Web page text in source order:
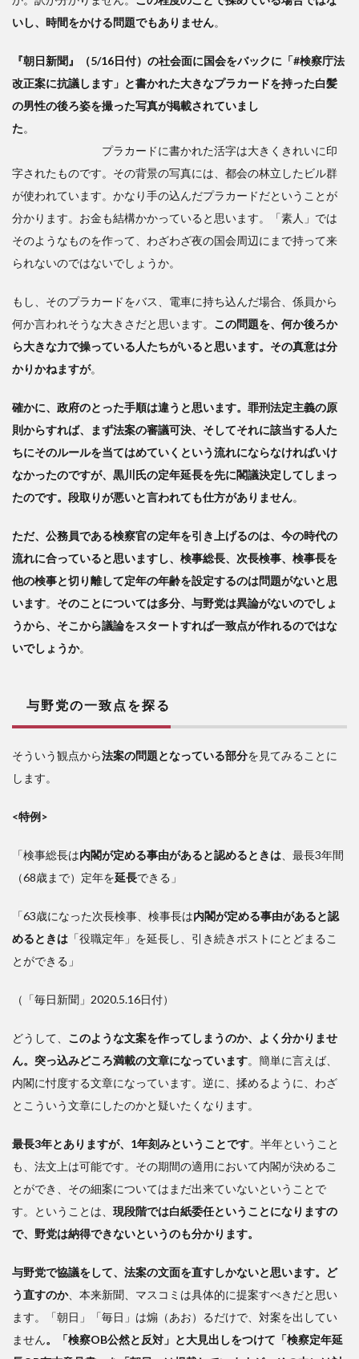
根
底に
つの
観の
対立
いし、時間をかける問題でもありません。
『朝日新聞』（5/16日付）の社会面に国会をバックに「#検察庁法
改正案に抗議します」と書かれた大きなプラカードを持った白髪
の男性の後ろ姿を撮った写真が掲載されていまし
た。
プラカードに書かれた活字は大きくきれいに印
字されたものです。その背景の写真には、都会の林立したビル群
が使われています。かなり手の込んだプラカードだということが
分かります。お金も結構かかっていると思います。「素人」では
そのようなものを作って、わざわざ夜の国会周辺にまで持って来
られないのではないでしょうか。
もし、そのプラカードをバス、電車に持ち込んだ場合、係員から
何か言われそうな大きさだと思います。 この問題を、何か後ろか
ら大きな力で操っている人たちがいると思います。その真意は分
かりかねますが。
確かに、政府のとった手順は違うと思います。罪刑法定主義の原
則からすれば、まず法案の審議可決、そしてそれに該当する人た
ちにそのルールを当てはめていくという流れにならなければいけ
なかったのですが、黒川氏の定年延長を先に閣議決定してしまっ
たのです。段取りが悪いと言われても仕方がありません。
ただ、公務員である検察官の定年を引き上げるのは、今の時代の
流れに合っていると思いますし、検事総長、次長検事、検事長を
他の検事と切り離して定年の年齢を設定するのは問題がないと思
います。 そのことについては多分、与野党は異論がないのでしょ
うから、そこから議論をスタートすれば一致点が作れるのではな
いでしょうか。
与野党の一致点を探る
そういう観点から法案の問題となっている部分を見てみることに
します。
<特例>
「検事総長は内閣が定める事由があると認めるときは 、最長3年間
（68歳まで）定年を延長できる」
「63歳になった次長検事、検事長は内閣が定める事由があると認
めるときは 「役職定年」を延長し、引き続きポストにとどまるこ
とができる」
（「毎日新聞」2020.5.16日付）
どうして、 このような文案を作ってしまうのか、よく分かりませ
ん。突っ込みどころ満載の文章になっています。簡単に言えば、
内閣に忖度する文章になっています。逆に、揉めるように、わざ
とこういう文章にしたのかと疑いたくなります。
最長3年とありますが、1年刻みということです。半年ということ
も、法文上は可能です。その期間の適用において内閣が決めるこ
とができ、その細案についてはまだ出来ていないということで
す。ということは、 現段階では白紙委任ということになりますの
で、野党は納得できないというのも分かります。
与野党で協議をして、法案の文面を直すしかないと思います。ど
う直すのか、本来新聞、マスコミは具体的に提案すべきだと思い
ます。「朝日」「毎日」は煽（あお）るだけで、対案を出してい
ません。「検察OB公然と反対」と大見出しをつけて「検察定年延